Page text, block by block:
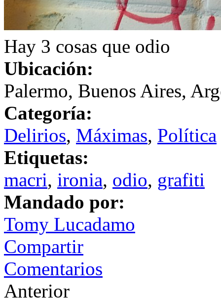
Hay 3 cosas que odio
Ubicación:
Palermo, Buenos Aires,
Categoría:
Delirios, Máximas, Política
Etiquetas:
macri, ironia, odio, grafiti
Mandado por:
Tomy Lucadamo
Compartir
Comentarios
Anterior